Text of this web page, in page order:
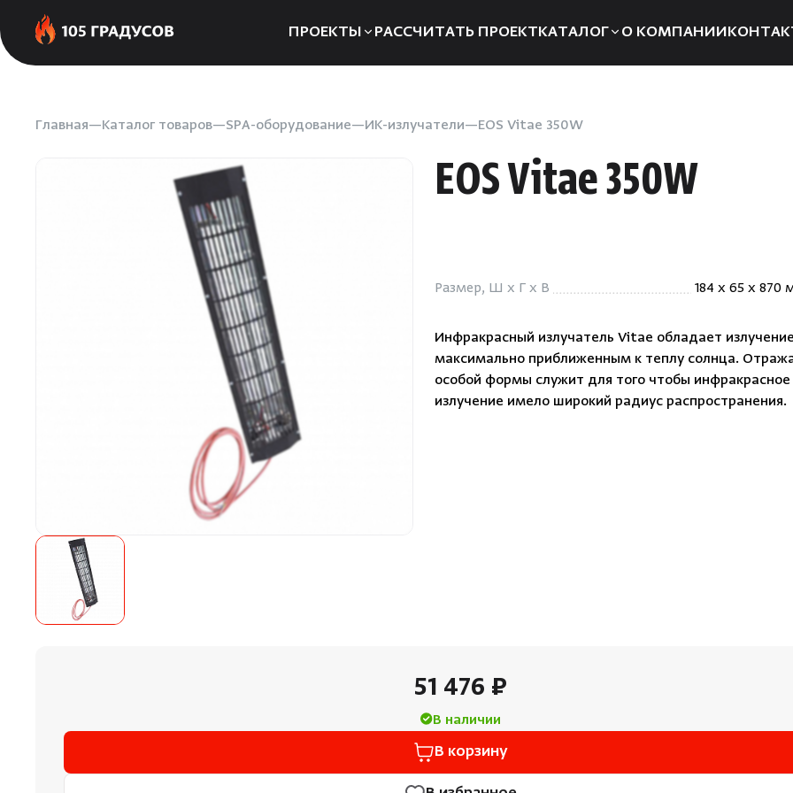
ПРОЕКТЫ РАССЧИТАТЬ ПРОЕКТКАТАЛОГ
Дровяные печи
Пульты управления
Дымоходы
Пиломатериалы
Облицовка и порталы
О КОМПАНИИ
Главная Каталог товаров SPA-оборудование ИК-излучатели EOS Vitae 350W
EOS Vitae 350W
Размер, Ш x Г x В 184 x 65 x 870
Инфракрасный излучатель Vitae обладает
максимально приближенным к теплу солнца.
особой формы служит для того чтобы инфракрасное
излучение имело широкий радиус распространения.
51 476 ₽
В наличии
В корзину